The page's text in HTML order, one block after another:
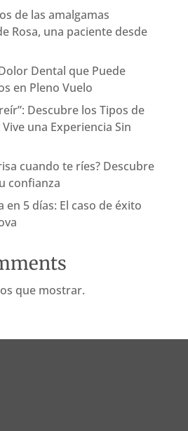
de las amalgamas
Rosa, una paciente desde
Dental que Puede
en Pleno Vuelo
Descubre los Tipos de
una Experiencia Sin
cuando te ríes? Descubre
confianza
en 5 días: El caso de éxito
que mostrar.